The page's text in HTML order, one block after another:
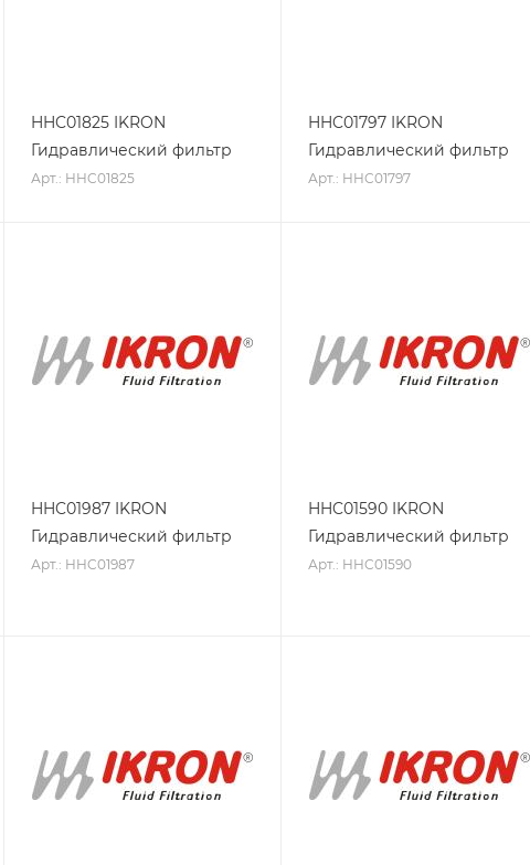
HHC01825 IKRON
Гидравлический фильтр
Арт.: HHC01825
HHC01797 IKRON
Гидравлический фильтр
Арт.: HHC01797
HHC01987 IKRON
Гидравлический фильтр
Арт.: HHC01987
HHC01590 IKRON
Гидравлический фильтр
Арт.: HHC01590